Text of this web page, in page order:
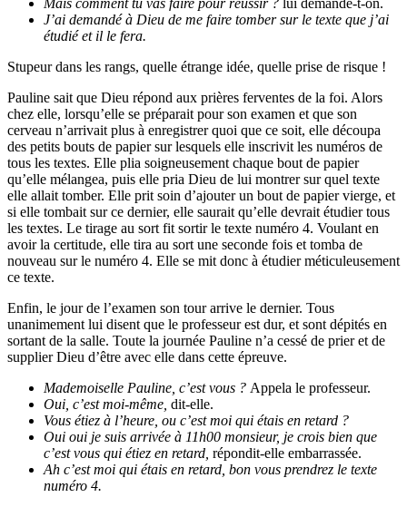
J’ai demandé à Dieu de me faire tomber sur le texte que j’ai
étudié et il le fera.
Stupeur dans les rangs, quelle étrange idée, quelle prise de risque !
Pauline sait que Dieu répond aux prières ferventes de la foi. Alors
chez elle, lorsqu’elle se préparait pour son examen et que son
cerveau n’arrivait plus à enregistrer quoi que ce soit, elle découpa
des petits bouts de papier sur lesquels elle inscrivit les numéros de
tous les textes. Elle plia soigneusement chaque bout de papier
qu’elle mélangea, puis elle pria Dieu de lui montrer sur quel texte
elle allait tomber. Elle prit soin d’ajouter un bout de papier vierge, et
si elle tombait sur ce dernier, elle saurait qu’elle devrait étudier tous
les textes. Le tirage au sort fit sortir le texte numéro 4. Voulant en
avoir la certitude, elle tira au sort une seconde fois et tomba de
nouveau sur le numéro 4. Elle se mit donc à étudier méticuleusement
ce texte.
Enfin, le jour de l’examen son tour arrive le dernier. Tous
unanimement lui disent que le professeur est dur, et sont dépités en
sortant de la salle. Toute la journée Pauline n’a cessé de prier et de
supplier Dieu d’être avec elle dans cette épreuve.
Mademoiselle Pauline, c’est vous ? Appela le professeur.
Oui, c’est moi-même, dit-elle.
Vous étiez à l’heure, ou c’est moi qui étais en retard ?
Oui oui je suis arrivée à 11h00 monsieur, je crois bien que
c’est vous qui étiez en retard, répondit-elle embarrassée.
Ah c’est moi qui étais en retard, bon vous prendrez le texte
numéro 4.